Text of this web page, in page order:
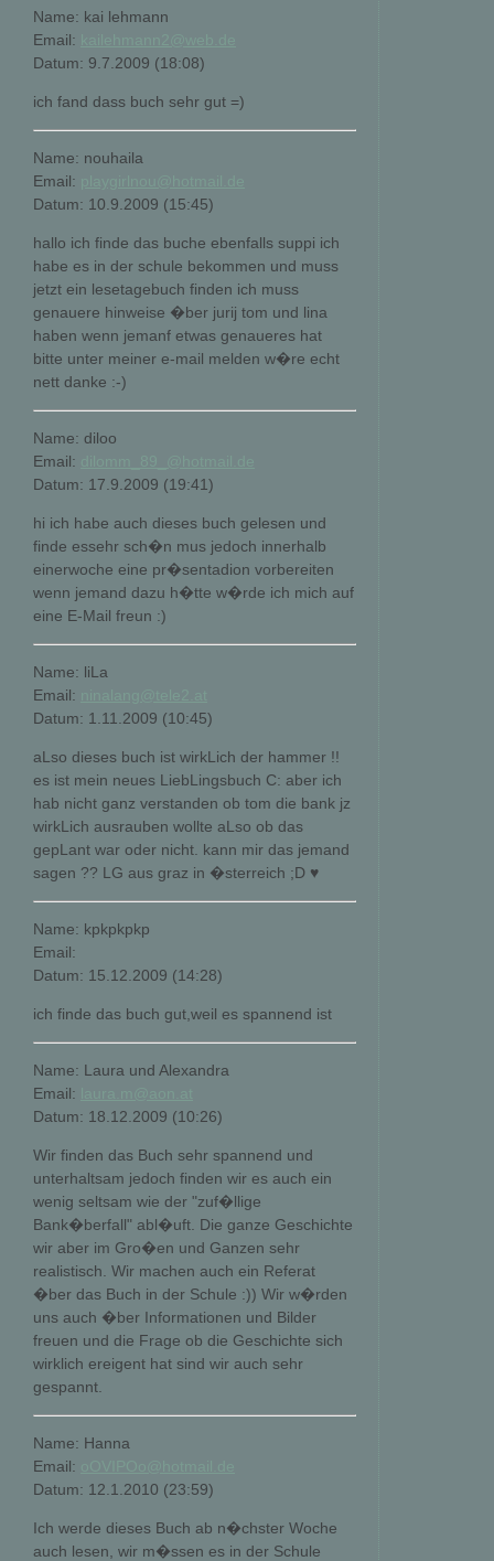
Name: kai lehmann
Email:
Datum: 9.7.2009 (18:08)
ich fand dass buch sehr gut =)
Name: nouhaila
Email:
Datum: 10.9.2009 (15:45)
hallo ich finde das buche ebenfalls suppi ich
habe es in der schule bekommen und muss
jetzt ein lesetagebuch finden ich muss
genauere hinweise �ber jurij tom und lina
haben wenn jemanf etwas genaueres hat
bitte unter meiner e-mail melden w�re echt
nett danke :-)
Name: diloo
Email:
Datum: 17.9.2009 (19:41)
hi ich habe auch dieses buch gelesen und
finde essehr sch�n mus jedoch innerhalb
einerwoche eine pr�sentadion vorbereiten
wenn jemand dazu h�tte w�rde ich mich auf
eine E-Mail freun :)
Name: liLa
Email:
Datum: 1.11.2009 (10:45)
aLso dieses buch ist wirkLich der hammer !!
es ist mein neues LiebLingsbuch C: aber ich
hab nicht ganz verstanden ob tom die bank jz
wirkLich ausrauben wollte aLso ob das
gepLant war oder nicht. kann mir das jemand
sagen ?? LG aus graz in �sterreich ;D ♥
Name: kpkpkpkp
Email:
Datum: 15.12.2009 (14:28)
ich finde das buch gut,weil es spannend ist
Name: Laura und Alexandra
Email:
Datum: 18.12.2009 (10:26)
Wir finden das Buch sehr spannend und
unterhaltsam jedoch finden wir es auch ein
wenig seltsam wie der "zuf�llige
Bank�berfall" abl�uft. Die ganze Geschichte
wir aber im Gro�en und Ganzen sehr
realistisch. Wir machen auch ein Referat
�ber das Buch in der Schule :)) Wir w�rden
uns auch �ber Informationen und Bilder
freuen und die Frage ob die Geschichte sich
wirklich ereigent hat sind wir auch sehr
gespannt.
Name: Hanna
Email:
Datum: 12.1.2010 (23:59)
Ich werde dieses Buch ab n�chster Woche
auch lesen, wir m�ssen es in der Schule